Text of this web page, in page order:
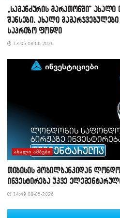
„საგანძურის მარათონში“
შანსები, ახალი
საპრიზო ფონდი
13:05 08-06-2026
ᲐᲮᲐᲚᲘ ᲐᲛᲑᲔᲑᲘ
თიბისის მობილბანკიდან
ინვესტირება უკვე
14:49 08-05-2026